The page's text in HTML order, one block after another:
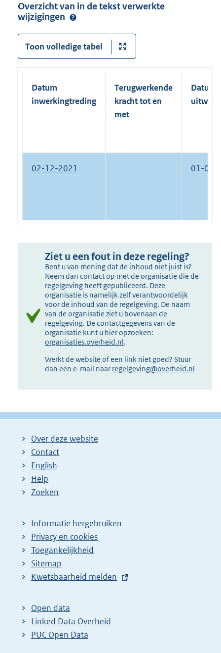
Overzicht van in de tekst verwerkte
wijzigingen
Toon volledige tabel
Datum
inwerkingtreding
Terugwerkende
kracht tot en
met
Datum
02-12-2021 01-01-
Ziet u een fout in deze regeling?
Bent u van mening dat de inhoud niet juist is?
Neem dan contact op met de organisatie die de
regelgeving heeft gepubliceerd. Deze
organisatie is namelijk zelf verantwoordelijk
voor de inhoud van de regelgeving. De naam
van de organisatie ziet u bovenaan de
regelgeving. De contactgegevens van de
organisatie kunt u hier opzoeken:
organisaties.overheid.nl.
Werkt de website of een link niet goed? Stuur
dan een e-mail naar regelgeving@overheid.nl
Over deze website
Contact
English
Help
Zoeken
Informatie hergebruiken
Privacy en cookies
Toegankelijkheid
Sitemap
E
t
e
r
Kwetsbaarheid melden
Open data
Linked Data Overheid
PUC Open Data